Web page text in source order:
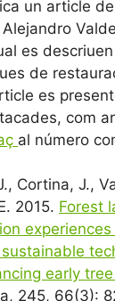
un article
es
de
es
com
al número
Cortina, J.,
2015. Forest
sustainable
early
245, 66(3):